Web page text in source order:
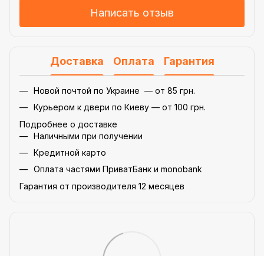
Написать отзыв
Доставка Оплата Гарантия
Новой почтой по Украине — от 85 грн.
Курьером к двери по Киеву — от 100 грн.
Подробнее о доставке
Наличными при получении
Кредитной карто
Оплата частями ПриватБанк и monobank
Гарантия от производителя 12 месяцев